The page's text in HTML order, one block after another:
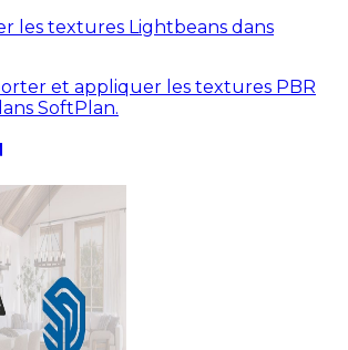
les textures Lightbeans dans
et appliquer les textures PBR
SoftPlan.